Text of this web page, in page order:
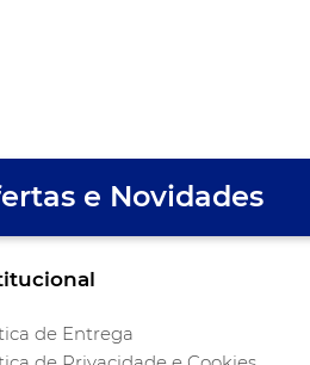
e Novidades
de Entrega